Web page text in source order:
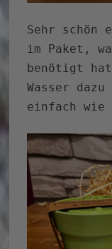
Sehr schön
im Paket,
benötigt
Wasser
einfach wie